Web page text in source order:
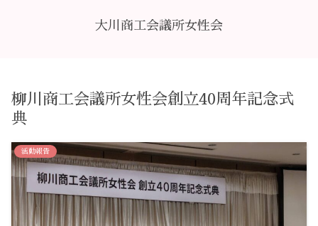
大川商工会議所女性会
柳川商工会議所女性会創立40周年記念式
典
活動報告